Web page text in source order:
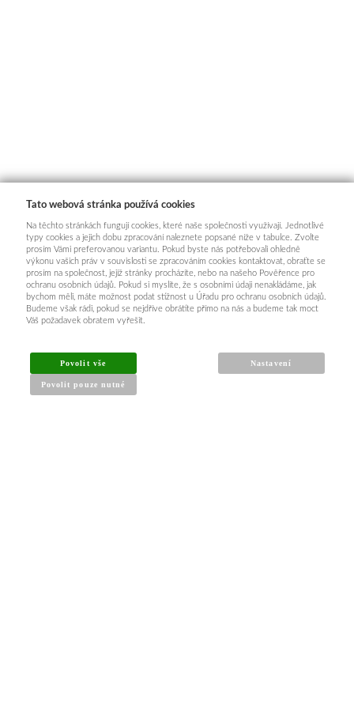
Tato webová stránka používá cookies
Na těchto stránkách fungují cookies, které naše společnosti využívají. Jednotlivé
typy cookies a jejich dobu zpracování naleznete popsané níže v tabulce. Zvolte
prosím Vámi preferovanou variantu. Pokud byste nás potřebovali ohledně
výkonu vašich práv v souvislosti se zpracováním cookies kontaktovat, obraťte se
prosím na společnost, jejíž stránky procházíte, nebo na našeho Pověřence pro
ochranu osobních údajů. Pokud si myslíte, že s osobními údaji nenakládáme, jak
bychom měli, máte možnost podat stížnost u Úřadu pro ochranu osobních údajů.
Budeme však rádi, pokud se nejdříve obrátíte přímo na nás a budeme tak moct
Váš požadavek obratem vyřešit.
Povolit vše
Povolit pouze nutné
Nastavení